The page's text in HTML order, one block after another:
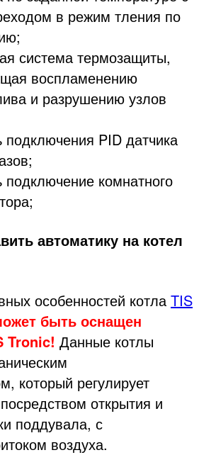
в режим тления по
система термозащиты,
воспламенению
и разрушению узлов
подключения PID датчика
подключение комнатного
автоматику на котел
особенностей котла TIS
быть оснащен
Tronic! Данные котлы
который регулирует
открытия и
поддувала, с
воздуха.